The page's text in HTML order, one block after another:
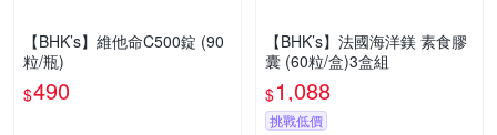
【BHK’s】維他命C500錠 (90
粒/瓶)
$490
【BHK’s】法國海洋鎂 素食膠
囊 (60粒/盒)3盒組
$1,088
挑戰低價